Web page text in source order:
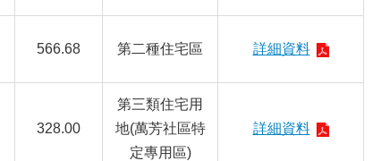
566.68 第二種住宅區 詳細資料
328.00
第三類住宅用
地(萬芳社區特
定專用區)
詳細資料